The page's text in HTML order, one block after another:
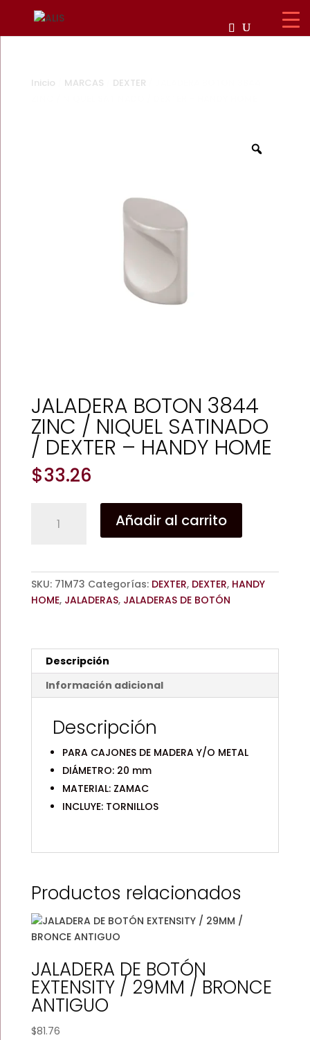
Inicio MARCAS DEXTER
JALADERA BOTON 3844
ZINC / NIQUEL SATINADO
/ DEXTER – HANDY HOME
$33.26
BOTON
/
NIQUEL
SATINADO
-
HANDY
HOME
cantidad
Añadir al carrito
SKU: 71M73 Categorías: DEXTER, DEXTER, HANDY
HOME, JALADERAS, JALADERAS DE BOTÓN
Descripción
Información adicional
Descripción
PARA CAJONES DE MADERA Y/O METAL
DIÁMETRO: 20 mm
MATERIAL: ZAMAC
INCLUYE: TORNILLOS
Productos relacionados
JALADERA DE BOTÓN
EXTENSITY / 29MM / BRONCE
ANTIGUO
$81.76